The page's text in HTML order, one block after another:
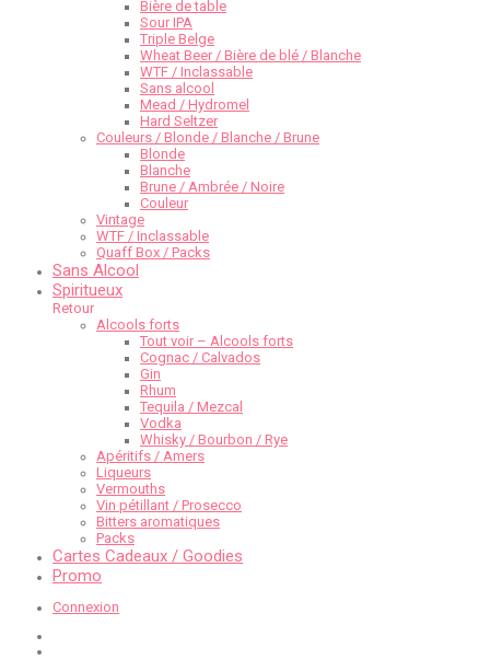
Bière de table
Sour IPA
Triple Belge
Wheat Beer / Bière de blé / Blanche
WTF / Inclassable
Sans alcool
Mead / Hydromel
Hard Seltzer
Couleurs / Blonde / Blanche / Brune
Blonde
Blanche
Brune / Ambrée / Noire
Couleur
Vintage
WTF / Inclassable
Quaff Box / Packs
Sans Alcool
Spiritueux
Retour
Alcools forts
Tout voir – Alcools forts
Cognac / Calvados
Gin
Rhum
Tequila / Mezcal
Vodka
Whisky / Bourbon / Rye
Apéritifs / Amers
Liqueurs
Vermouths
Vin pétillant / Prosecco
Bitters aromatiques
Packs
Cartes Cadeaux / Goodies
Promo
Connexion